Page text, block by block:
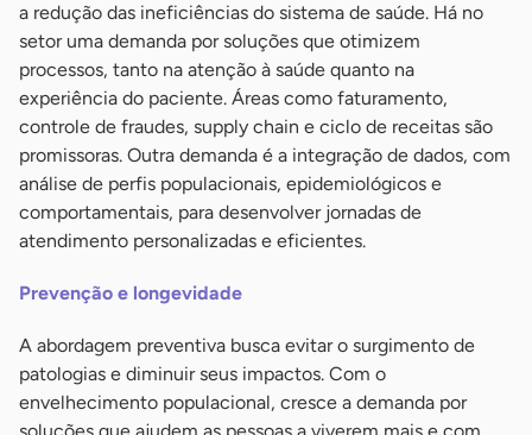
a redução das ineficiências do sistema de saúde. Há no
setor uma demanda por soluções que otimizem
processos, tanto na atenção à saúde quanto na
experiência do paciente. Áreas como faturamento,
controle de fraudes, supply chain e ciclo de receitas são
promissoras. Outra demanda é a integração de dados, com
análise de perfis populacionais, epidemiológicos e
comportamentais, para desenvolver jornadas de
atendimento personalizadas e eficientes.
Prevenção e longevidade
A abordagem preventiva busca evitar o surgimento de
patologias e diminuir seus impactos. Com o
envelhecimento populacional, cresce a demanda por